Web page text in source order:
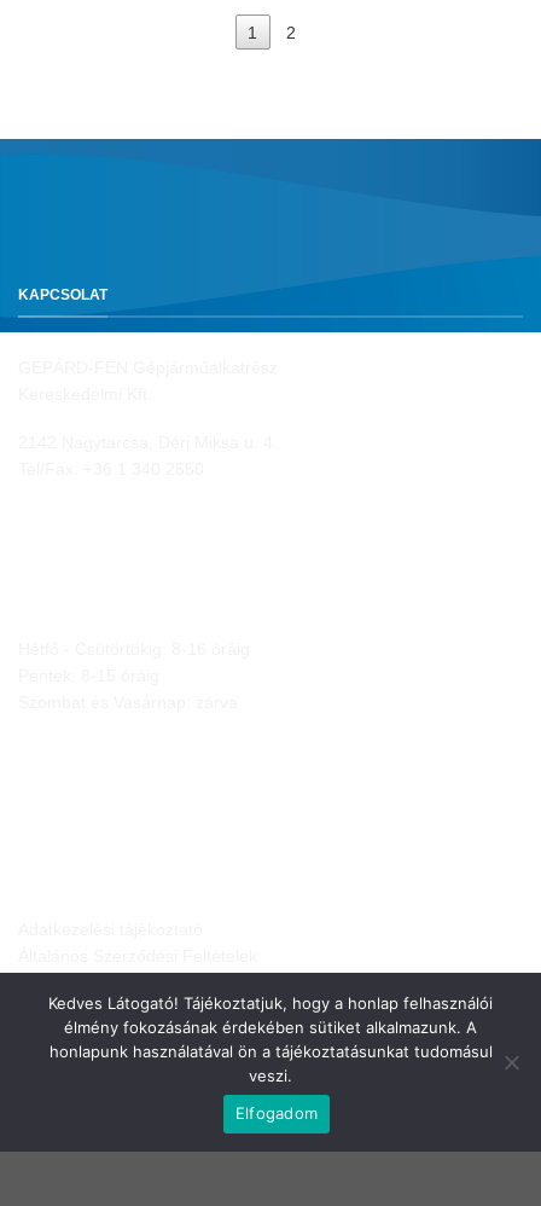
1 2
KAPCSOLAT
Szállítási infók
Kedves Látogató! Tájékoztatjuk, hogy a honlap felhasználói
élmény fokozásának érdekében sütiket alkalmazunk. A
honlapunk használatával ön a tájékoztatásunkat tudomásul
veszi.
Elfogadom